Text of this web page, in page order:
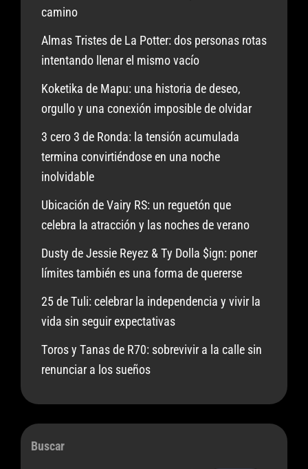
camino
Almas Tristes de La Potter: dos personas rotas
intentando llenar el mismo vacío
Koketika de Mapu: una historia de deseo,
orgullo y una conexión imposible de olvidar
3 cero 3 de Ronda: la tensión acumulada
termina convirtiéndose en una noche
inolvidable
Ubicación de Vairy RS: un reguetón que
celebra la atracción y las noches de verano
Dusty de Jessie Reyez & Ty Dolla $ign: poner
límites también es una forma de quererse
25 de Tuli: celebrar la independencia y vivir la
vida sin seguir expectativas
Toros y Tanas de R70: sobrevivir a la calle sin
renunciar a los sueños
Buscar